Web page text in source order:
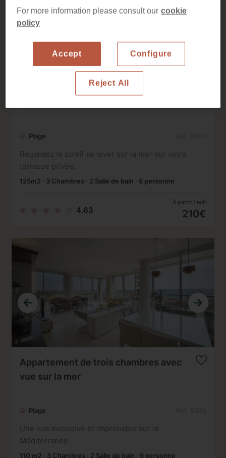
Appartement de trois chambres avec
Plage
Regardez le soleil se lever sur la mer sur votre
terrasse privée.
125m2 · 3 Chambres · 2 Salle de bain · 6 personne
4.63
À partir / nuit
210€
Appartement de trois chambres avec
vue sur la mer
Plage
Une vue exclusive et imprenable sur la
Méditerranée
110 m2 · 3 Chambres · 2 Salle de bain · 6 personne
For more information please consult our cookie
policy
Reject All
Accept Configure